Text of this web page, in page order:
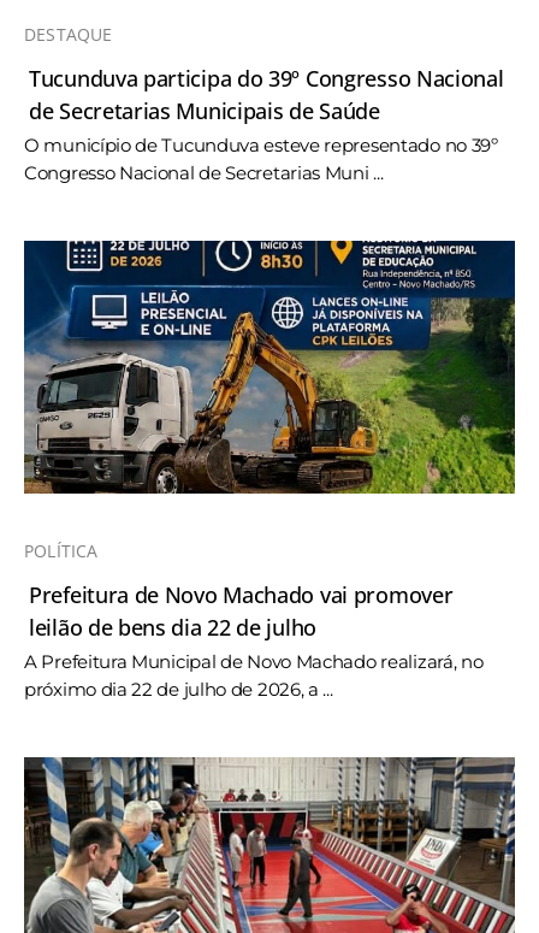
DESTAQUE
Tucunduva participa do 39º Congresso Nacional
de Secretarias Municipais de Saúde
O município de Tucunduva esteve representado no 39º
Congresso Nacional de Secretarias Muni ...
POLÍTICA
Prefeitura de Novo Machado vai promover
leilão de bens dia 22 de julho
A Prefeitura Municipal de Novo Machado realizará, no
próximo dia 22 de julho de 2026, a ...